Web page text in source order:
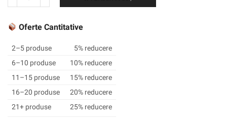
Cantitate
™
™
Electrocut
™
Graphic
Film
7125-
Oferte Cantitative
2–5 produse
5% reducere
6–10 produse
10% reducere
11–15 produse
15% reducere
16–20 produse
20% reducere
21+ produse
25% reducere